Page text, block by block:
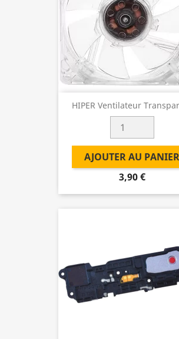
HIPER Ventilateur
AJOUTER AU PANIER
3,90 €